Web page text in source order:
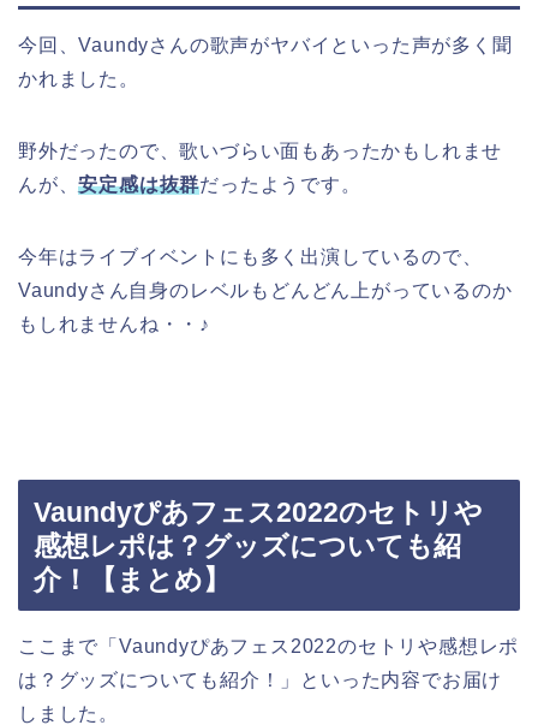
今回、Vaundyさんの歌声がヤバイといった声が多く聞
かれました。
野外だったので、歌いづらい面もあったかもしれませ
んが、安定感は抜群だったようです。
今年はライブイベントにも多く出演しているので、
Vaundyさん自身のレベルもどんどん上がっているのか
もしれませんね・・♪
Vaundyぴあフェス2022のセトリや
感想レポは？グッズについても紹
介！【まとめ】
ここまで「Vaundyぴあフェス2022のセトリや感想レポ
は？グッズについても紹介！」といった内容でお届け
しました。